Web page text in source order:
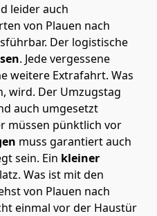
leider auch
von Plauen nach
Der logistische
. Jede vergessene
weitere Extrafahrt. Was
wird. Der Umzugstag
auch umgesetzt
müssen pünktlich vor
muss garantiert auch
sein. Ein kleiner
Was ist mit den
von Plauen nach
einmal vor der Haustür